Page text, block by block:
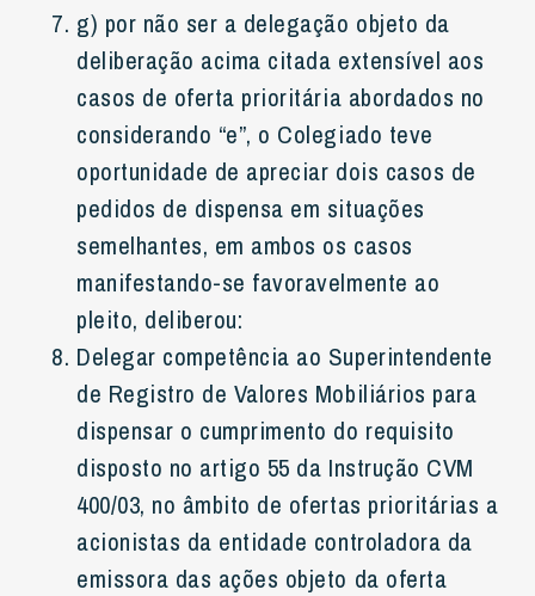
g) por não ser a delegação objeto da
deliberação acima citada extensível aos
casos de oferta prioritária abordados no
considerando “e”, o Colegiado teve
oportunidade de apreciar dois casos de
pedidos de dispensa em situações
semelhantes, em ambos os casos
manifestando-se favoravelmente ao
pleito, deliberou:
Delegar competência ao Superintendente
de Registro de Valores Mobiliários para
dispensar o cumprimento do requisito
disposto no artigo 55 da Instrução CVM
400/03, no âmbito de ofertas prioritárias a
acionistas da entidade controladora da
emissora das ações objeto da oferta